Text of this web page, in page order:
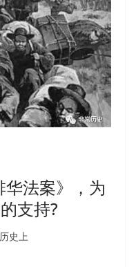
法案》，为
支持?
史上